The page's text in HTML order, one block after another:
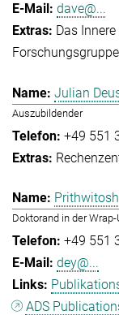
dave@...
Das
Julian
Auszubildender
+49 551
Doktorand in der
+49 551
dey@...
ADS